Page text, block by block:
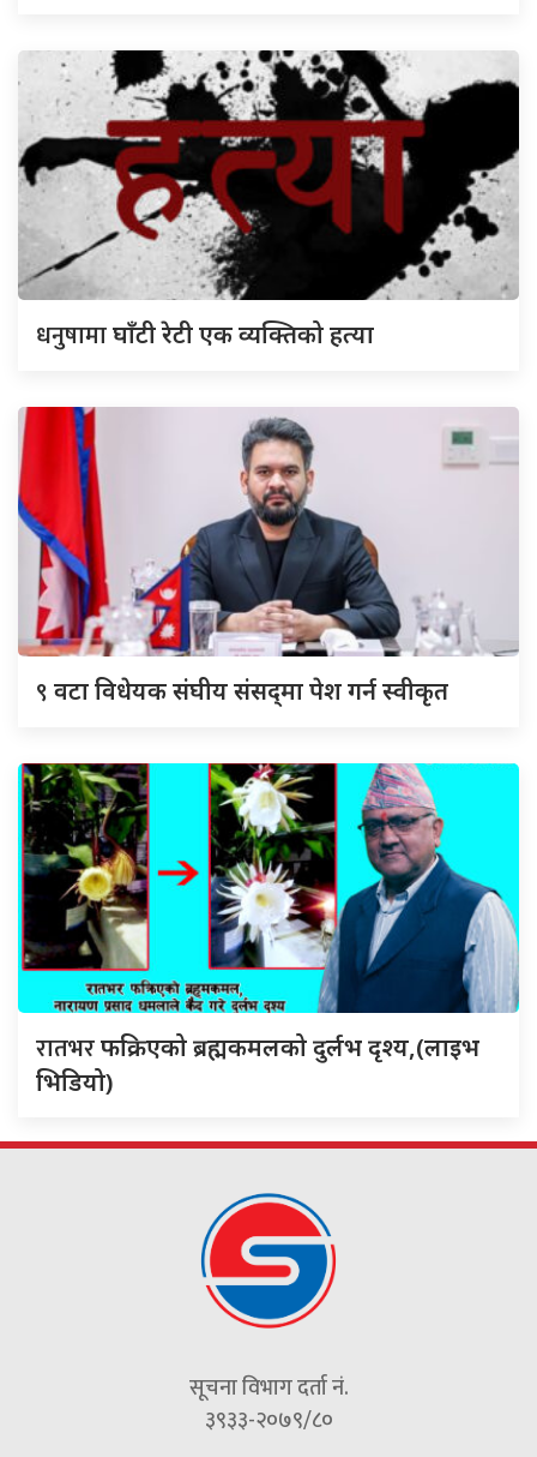
धनुषामाघाँटी रेटी एक व्यक्तिको हत्या
९ वटा विधेयक संघीय संसद्‌मा पेश गर्न स्वीकृत
रातभरफक्रिएको ब्रह्मकमलको दुर्लभ दृश्य,(लाइभ
भिडियो)
सूचना विभाग दर्ता नं.
३९३३-२०७९/८०